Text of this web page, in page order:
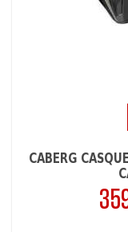
CABERG